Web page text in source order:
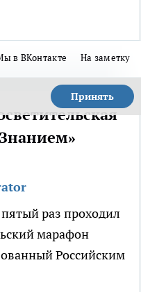
в ВКонтакте На заметку
Принять
раз проходил
марафон
Российским